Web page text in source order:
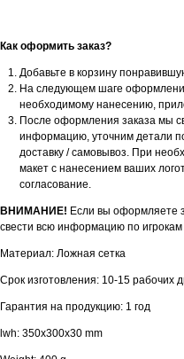
Как оформить заказ?
Добавьте в корзину
На следующем шаге
необходимому нанесению,
После оформления заказа мы
информацию, уточним детали
доставку / самовывоз. При
макет с нанесением ваших
согласование.
ВНИМАНИЕ! Если вы оформляете
свести всю информацию по
Материал: Ложная сетка
Срок изготовления: 10-15 рабочих
Гарантия на продукцию: 1 год
lwh: 350x300x30 mm